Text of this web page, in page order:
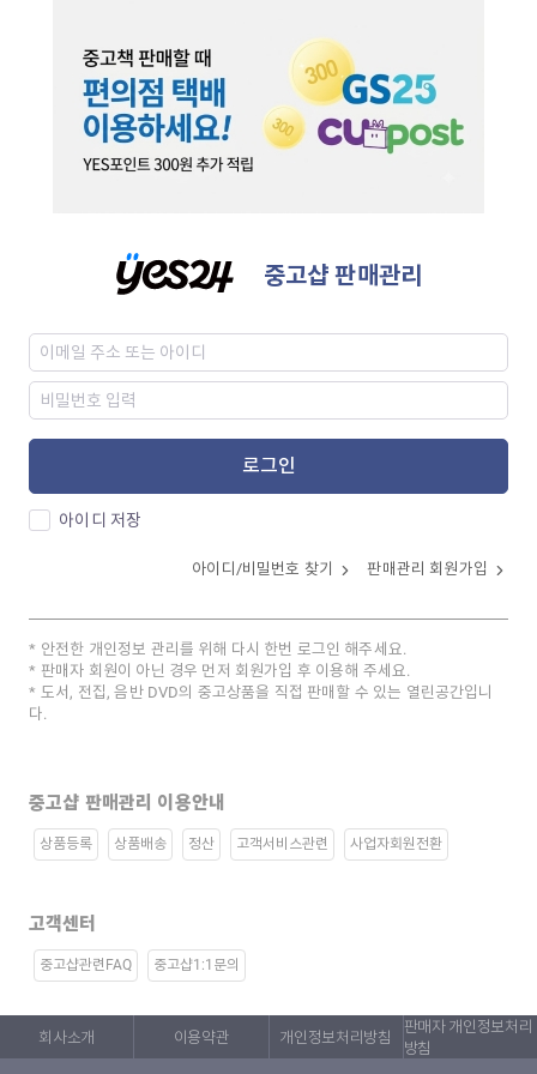
중고샵 판매관리
로그인
아이디 저장
아이디/비밀번호 찾기 판매관리 회원가입
안전한 개인정보 관리를 위해 다시 한번 로그인 해주세요.
판매자 회원이 아닌 경우 먼저 회원가입 후 이용해 주세요.
도서, 전집, 음반 DVD의 중고상품을 직접 판매할 수 있는 열린공간입니
다.
중고샵 판매관리 이용안내
상품등록 상품배송 정산 고객서비스관련 사업자회원전환
고객센터
중고샵관련FAQ 중고샵1:1문의
회사소개 이용약관 개인정보처리방침
판매자 개인정보처리
방침